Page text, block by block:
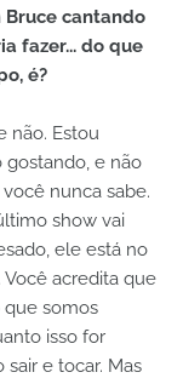
Bruce cantando
fazer... do que
é?
não. Estou
gostando, e não
nunca sabe.
show vai
ele está no
acredita que
que somos
isso for
e tocar. Mas